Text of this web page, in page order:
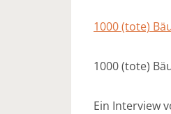
1000 (tote)
1000 (tote)
Ein Interview